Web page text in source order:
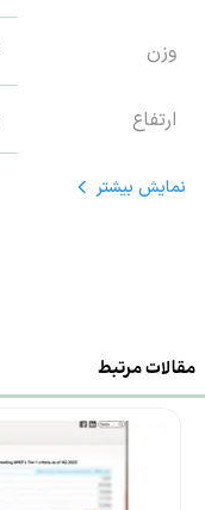
وزن
ارتفاع
تکنولوژی محصول
محدوده MPPt
ولتاژ ورودی
نمایش بیشتر
مقالات مرتبط